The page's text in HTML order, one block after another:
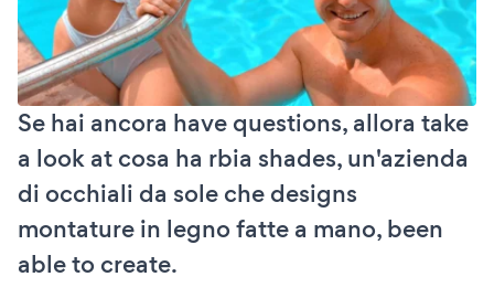
Se hai ancora have questions, allora take
a look at cosa ha rbia shades, un'azienda
di occhiali da sole che designs
montature in legno fatte a mano, been
able to create.